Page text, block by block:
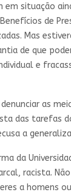
situação
de
Mas
de que
e
as
das tarefas
a
da
racista.
a homens